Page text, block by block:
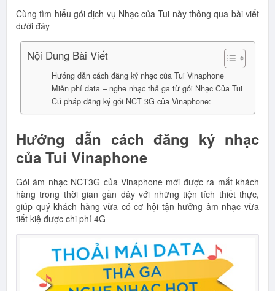
Cùng tìm hiểu gói dịch vụ Nhạc của Tui này thông qua bài viết
dưới đây
Nội Dung Bài Viết
Hướng dẫn cách đăng ký nhạc của Tui Vinaphone
Miễn phí data – nghe nhạc thả ga từ gói Nhạc Của Tui
Cú pháp đăng ký gói NCT 3G của Vinaphone:
Hướng dẫn cách đăng ký nhạc
của Tui Vinaphone
Gói âm nhạc NCT3G của Vinaphone mới được ra mắt khách
hàng trong thời gian gần đây với những tiện tích thiết thực,
giúp quý khách hàng vừa có cơ hội tận hưởng âm nhạc vừa
tiết kiệ được chi phí 4G